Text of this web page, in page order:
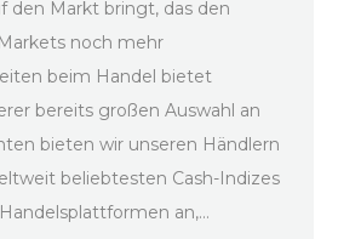
den Markt bringt, das den
noch mehr
beim Handel bietet
bereits großen Auswahl an
bieten wir unseren Händlern
beliebtesten Cash-Indizes
an,…